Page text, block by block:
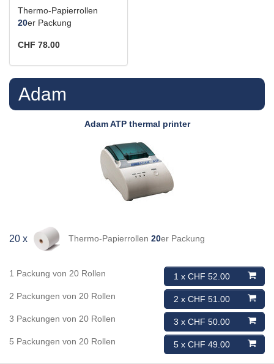
Thermo-Papierrollen
20er Packung
CHF 78.00
Adam
Adam ATP thermal printer
20 x Thermo-Papierrollen 20er Packung
1 x CHF 52.00
1 Packung von 20 Rollen
2 x CHF 51.00
2 Packungen von 20 Rollen
3 x CHF 50.00
3 Packungen von 20 Rollen
5 x CHF 49.00
5 Packungen von 20 Rollen